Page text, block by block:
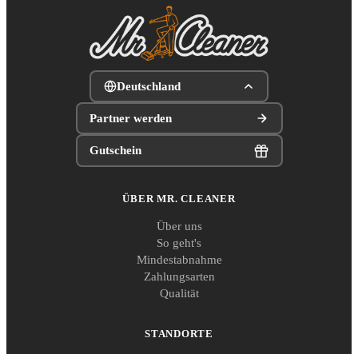
Deutschland
Partner werden
Gutschein
ÜBER MR. CLEANER
Über uns
So geht's
Mindestabnahme
Zahlungsarten
Qualität
STANDORTE